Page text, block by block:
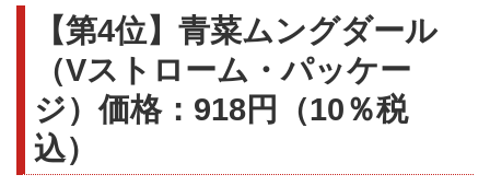
【第4位】青菜ムングダール
（Vストローム・パッケー
ジ）価格：918円（10％税
込）